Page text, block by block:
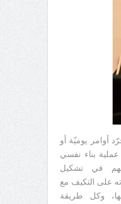
أوامر يوميّة أو
بناء نفسي
في تشكيل
على التكيف مع
وكل طريقة